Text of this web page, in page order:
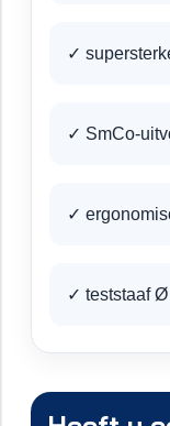
✓
✓ SmCo-
✓
✓ teststaaf